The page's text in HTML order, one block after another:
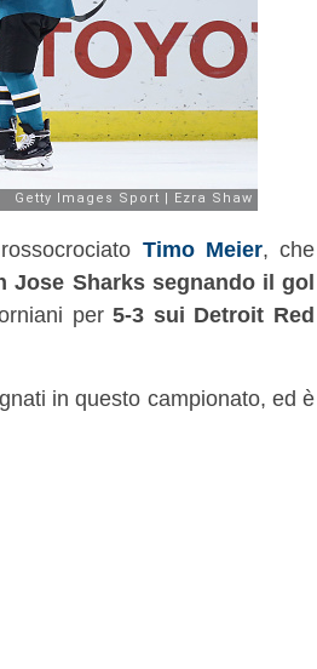
Timo Meier, che
Jose Sharks segnando il gol
per5-3 sui Detroit Red
in questo campionato, ed è